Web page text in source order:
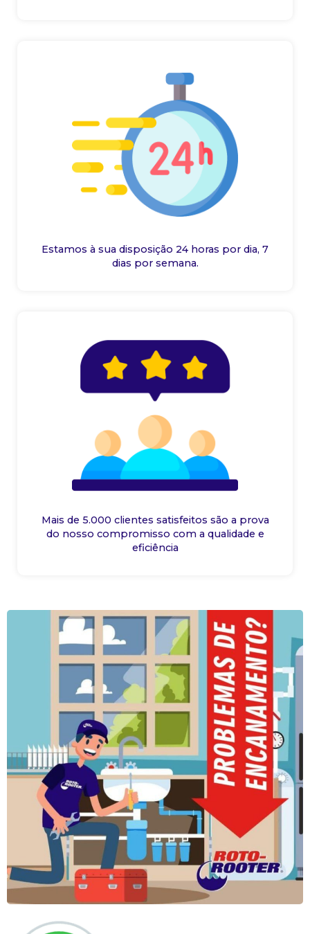
Estamos à sua disposição 24 horas por dia, 7
dias por semana.
Mais de 5.000 clientes satisfeitos são a prova
do nosso compromisso com a qualidade e
eficiência